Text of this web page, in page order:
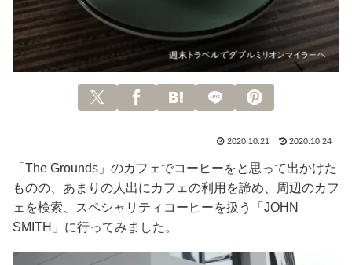
2020.10.21 2020.10.24
「The Grounds」のカフェでコーヒーをと思って出かけた
ものの、あまりの人出にカフェの利用を諦め、周辺のカフ
ェを検索、スペシャリティコーヒーを扱う「JOHN
SMITH」に行ってみました。